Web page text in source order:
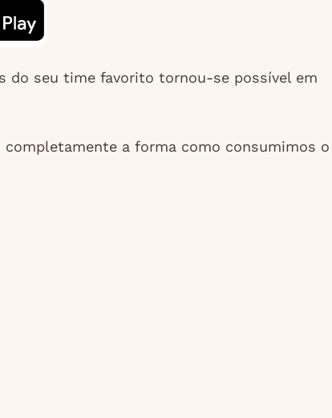
do seu time favorito tornou-se possível em
a forma como consumimos o